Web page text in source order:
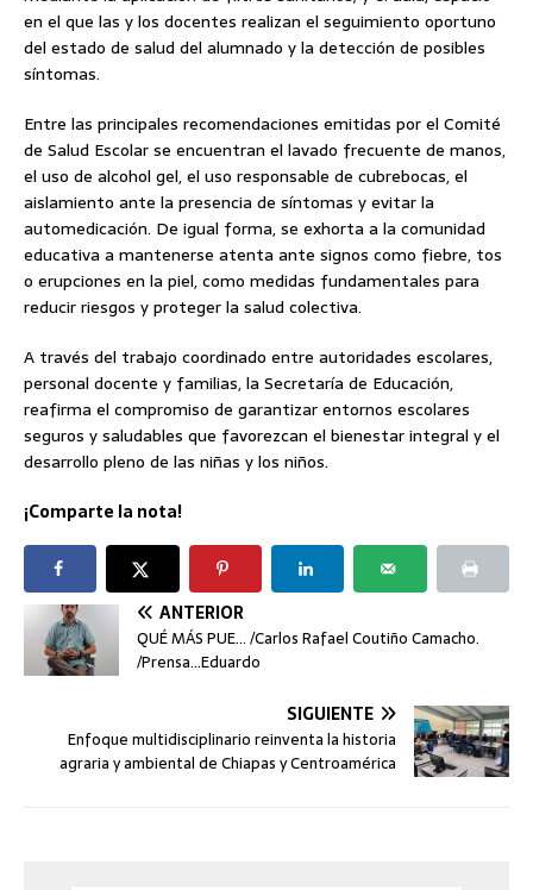
en el que las y los docentes realizan el seguimiento oportuno
del estado de salud del alumnado y la detección de posibles
síntomas.
Entre las principales recomendaciones emitidas por el Comité
de Salud Escolar se encuentran el lavado frecuente de manos,
el uso de alcohol gel, el uso responsable de cubrebocas, el
aislamiento ante la presencia de síntomas y evitar la
automedicación. De igual forma, se exhorta a la comunidad
educativa a mantenerse atenta ante signos como fiebre, tos
o erupciones en la piel, como medidas fundamentales para
reducir riesgos y proteger la salud colectiva.
A través del trabajo coordinado entre autoridades escolares,
personal docente y familias, la Secretaría de Educación,
reafirma el compromiso de garantizar entornos escolares
seguros y saludables que favorezcan el bienestar integral y el
desarrollo pleno de las niñas y los niños.
¡Comparte la nota!
ANTERIOR
QUÉ MÁS PUE… /Carlos Rafael Coutiño Camacho.
/Prensa…Eduardo
SIGUIENTE
Enfoque multidisciplinario reinventa la historia
agraria y ambiental de Chiapas y Centroamérica